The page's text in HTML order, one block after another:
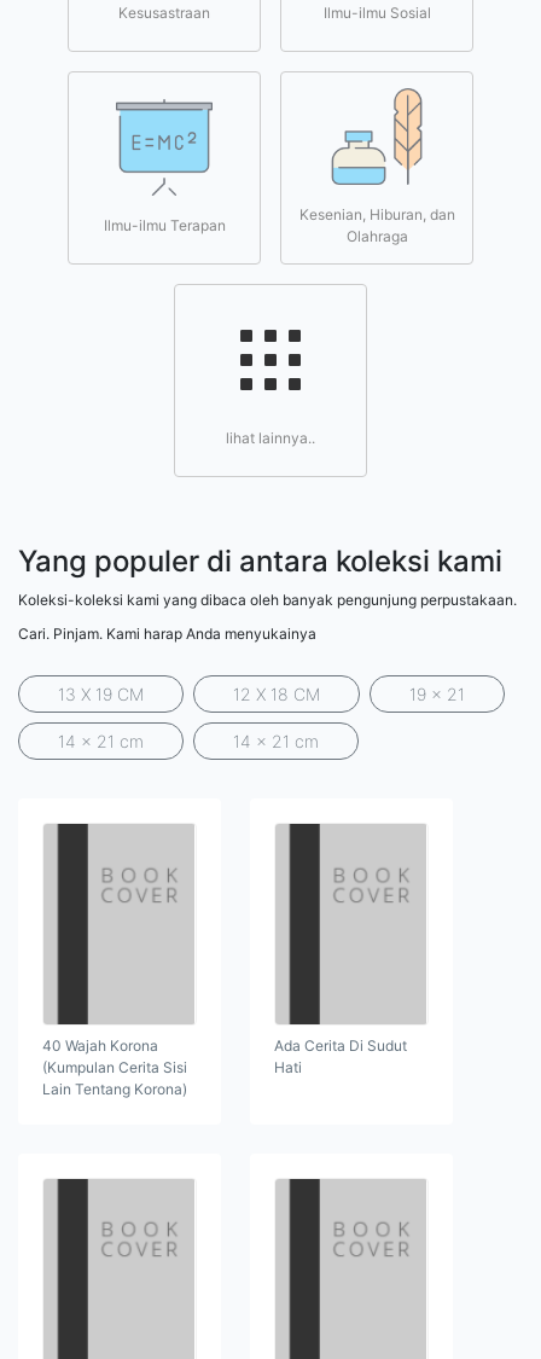
Kesusastraan Ilmu-ilmu Sosial
Ilmu-ilmu Terapan
Kesenian, Hiburan, dan
Olahraga
lihat lainnya..
Yang populer di antara koleksi kami
Koleksi-koleksi kami yang dibaca oleh banyak pengunjung perpustakaan.
Cari. Pinjam. Kami harap Anda menyukainya
13 X 19 CM 12 X 18 CM 19 x 21
14 x 21 cm 14 x 21 cm
40 Wajah Korona
(Kumpulan Cerita Sisi
Lain Tentang Korona)
Ada Cerita Di Sudut
Hati